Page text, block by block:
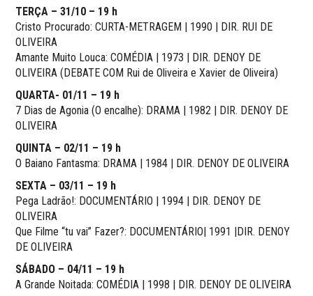
TERÇA – 31/10 – 19 h
Cristo Procurado: CURTA-METRAGEM | 1990 | DIR. RUI DE
OLIVEIRA
Amante Muito Louca: COMÉDIA | 1973 | DIR. DENOY DE
OLIVEIRA (DEBATE COM Rui de Oliveira e Xavier de Oliveira)
QUARTA- 01/11 – 19 h
7 Dias de Agonia (O encalhe): DRAMA | 1982 | DIR. DENOY DE
OLIVEIRA
QUINTA – 02/11 – 19 h
O Baiano Fantasma: DRAMA | 1984 | DIR. DENOY DE OLIVEIRA
SEXTA – 03/11 – 19 h
Pega Ladrão!: DOCUMENTÁRIO | 1994 | DIR. DENOY DE
OLIVEIRA
Que Filme “tu vai” Fazer?: DOCUMENTÁRIO| 1991 |DIR. DENOY
DE OLIVEIRA
SÁBADO – 04/11 – 19 h
A Grande Noitada: COMÉDIA | 1998 | DIR. DENOY DE OLIVEIRA